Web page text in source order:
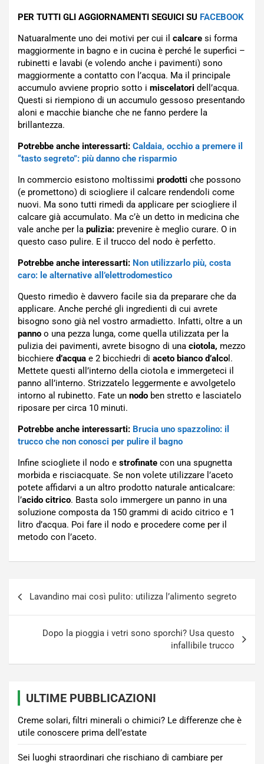
PER TUTTI GLI AGGIORNAMENTI SEGUICI SU FACEBOOK
Natuaralmente uno dei motivi per cui il calcare si forma
maggiormente in bagno e in cucina è perché le superfici –
rubinetti e lavabi (e volendo anche i pavimenti) sono
maggiormente a contatto con l’acqua. Ma il principale
accumulo avviene proprio sotto i miscelatori dell’acqua.
Questi si riempiono di un accumulo gessoso presentando
aloni e macchie bianche che ne fanno perdere la
brillantezza.
Potrebbe anche interessarti: Caldaia, occhio a premere il
“tasto segreto”: più danno che risparmio
In commercio esistono moltissimi prodotti che possono
(e promettono) di sciogliere il calcare rendendoli come
nuovi. Ma sono tutti rimedi da applicare per sciogliere il
calcare già accumulato. Ma c’è un detto in medicina che
vale anche per la pulizia: prevenire è meglio curare. O in
questo caso pulire. E il trucco del nodo è perfetto.
Potrebbe anche interessarti: Non utilizzarlo più, costa
caro: le alternative all’elettrodomestico
Questo rimedio è davvero facile sia da preparare che da
applicare. Anche perché gli ingredienti di cui avrete
bisogno sono già nel vostro armadietto. Infatti, oltre a un
panno o una pezza lunga, come quella utilizzata per la
pulizia dei pavimenti, avrete bisogno di una ciotola, mezzo
bicchiere d’acqua e 2 bicchiedri di aceto bianco d’alco l.
Mettete questi all’interno della ciotola e immergeteci il
panno all’interno. Strizzatelo leggermente e avvolgetelo
intorno al rubinetto. Fate un nodo ben stretto e lasciatelo
riposare per circa 10 minuti.
Potrebbe anche interessarti: Brucia uno spazzolino: il
trucco che non conosci per pulire il bagno
Infine sciogliete il nodo e strofinate con una spugnetta
morbida e risciacquate. Se non volete utilizzare l’aceto
potete affidarvi a un altro prodotto naturale anticalcare:
l’acido citrico. Basta solo immergere un panno in una
soluzione composta da 150 grammi di acido citrico e 1
litro d’acqua. Poi fare il nodo e procedere come per il
metodo con l’aceto.
Lavandino mai così pulito: utilizza l’alimento segreto
Dopo la pioggia i vetri sono sporchi? Usa questo
infallibile trucco
ULTIME PUBBLICAZIONI
Creme solari, filtri minerali o chimici? Le differenze che è
utile conoscere prima dell’estate
Sei luoghi straordinari che rischiano di cambiare per